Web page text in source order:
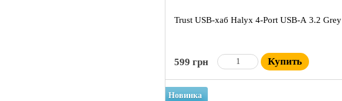
Trust USB-хаб Halyx 4-Port USB-A 3.2 Grey
599 грн Купить
Новинка